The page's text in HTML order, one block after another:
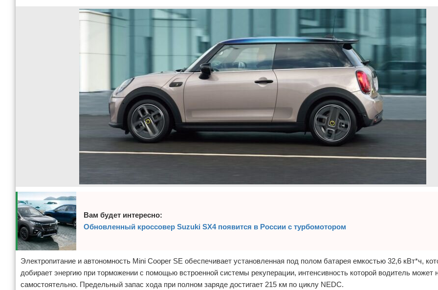
Вам будет интересно:
Обновленный кроссовер Suzuki SX4 появится в России с турбомотором
Электропитание и автономность Mini Cooper SE обеспечивает установленная под полом батарея емкостью 32,6 кВт*ч,
добирает энергию при торможении с помощью встроенной системы рекуперации, интенсивность которой водитель может
самостоятельно. Предельный запас хода при полном заряде достигает 215 км по циклу NEDC.